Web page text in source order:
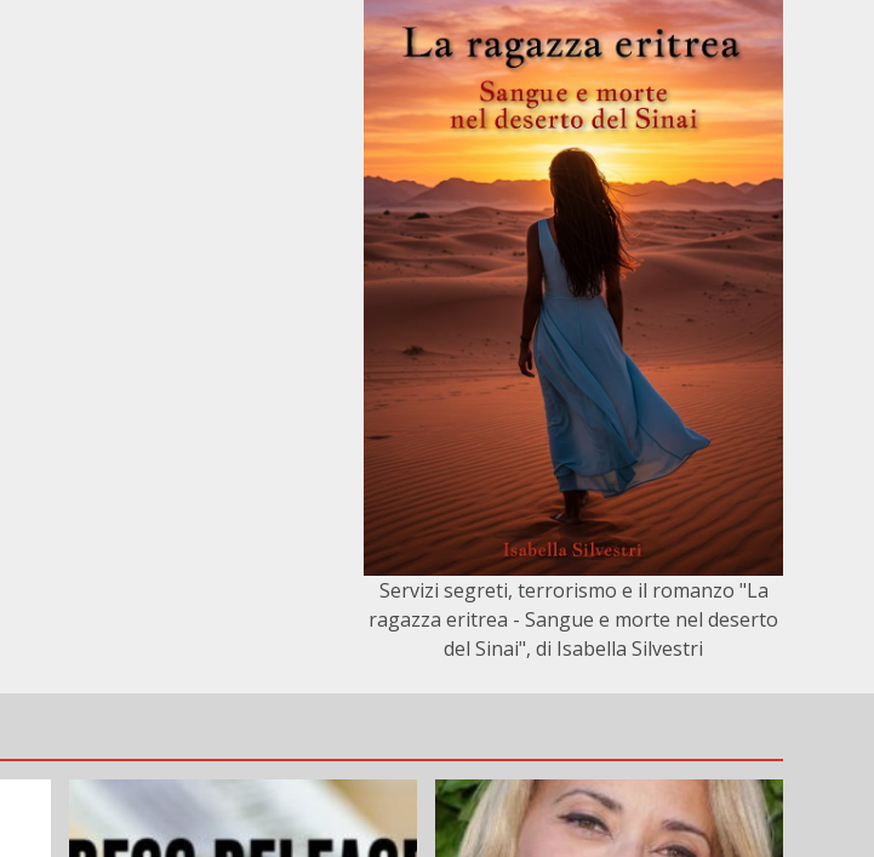
Servizi segreti, terrorismo e il romanzo "La
ragazza eritrea - Sangue e morte nel deserto
del Sinai", di Isabella Silvestri